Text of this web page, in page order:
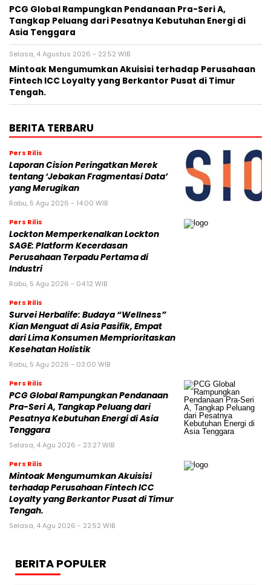
PCG Global Rampungkan Pendanaan Pra-Seri A,
Tangkap Peluang dari Pesatnya Kebutuhan Energi di
Asia Tenggara
Selasa, 4 Agustus 2026 - 22:52 WIB
Mintoak Mengumumkan Akuisisi terhadap Perusahaan
Fintech ICC Loyalty yang Berkantor Pusat di Timur
Tengah.
BERITA TERBARU
Pers Rilis
Laporan Cision Peringatkan Merek
tentang ‘Jebakan Fragmentasi Data’
yang Merugikan
Rabu, 5 Agu 2026 - 14:00 WIB
Pers Rilis
Lockton Memperkenalkan Lockton
SAGE: Platform Kecerdasan
Perusahaan Terpadu Pertama di
Industri
Rabu, 5 Agu 2026 - 04:12 WIB
Pers Rilis
Survei Herbalife: Budaya “Wellness”
Kian Menguat di Asia Pasifik, Empat
dari Lima Konsumen Memprioritaskan
Kesehatan Holistik
Rabu, 5 Agu 2026 - 03:00 WIB
Pers Rilis
PCG Global Rampungkan Pendanaan
Pra-Seri A, Tangkap Peluang dari
Pesatnya Kebutuhan Energi di Asia
Tenggara
Selasa, 4 Agu 2026 - 23:27 WIB
Pers Rilis
Mintoak Mengumumkan Akuisisi
terhadap Perusahaan Fintech ICC
Loyalty yang Berkantor Pusat di Timur
Tengah.
Selasa, 4 Agu 2026 - 22:52 WIB
BERITA POPULER